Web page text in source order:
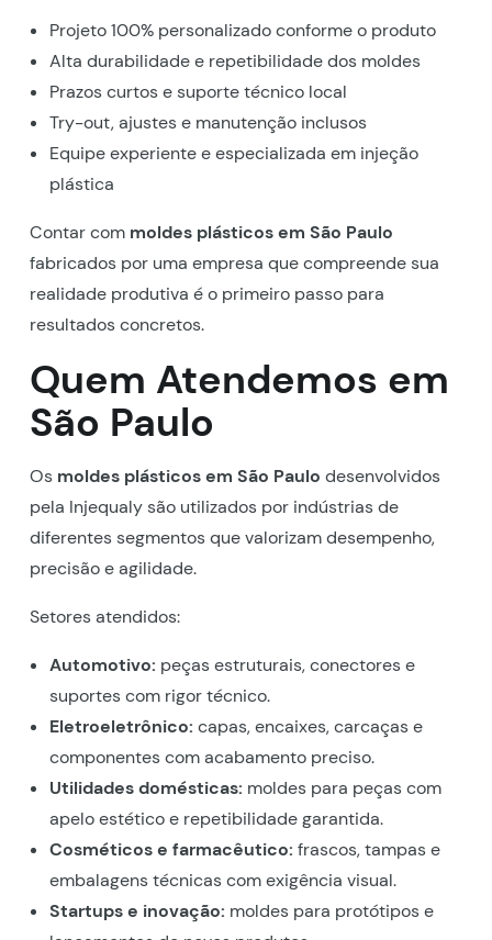
Projeto 100% personalizado conforme o produto
Alta durabilidade e repetibilidade dos moldes
Prazos curtos e suporte técnico local
Try-out, ajustes e manutenção inclusos
Equipe experiente e especializada em injeção
plástica
Contar com moldes plásticos em São Paulo
fabricados por uma empresa que compreende sua
realidade produtiva é o primeiro passo para
resultados concretos.
Quem Atendemos em
São Paulo
Os moldes plásticos em São Paulo desenvolvidos
pela Injequaly são utilizados por indústrias de
diferentes segmentos que valorizam desempenho,
precisão e agilidade.
Setores atendidos:
Automotivo: peças estruturais, conectores e
suportes com rigor técnico.
Eletroeletrônico: capas, encaixes, carcaças e
componentes com acabamento preciso.
Utilidades domésticas: moldes para peças com
apelo estético e repetibilidade garantida.
Cosméticos e farmacêutico: frascos, tampas e
embalagens técnicas com exigência visual.
Startups e inovação: moldes para protótipos e